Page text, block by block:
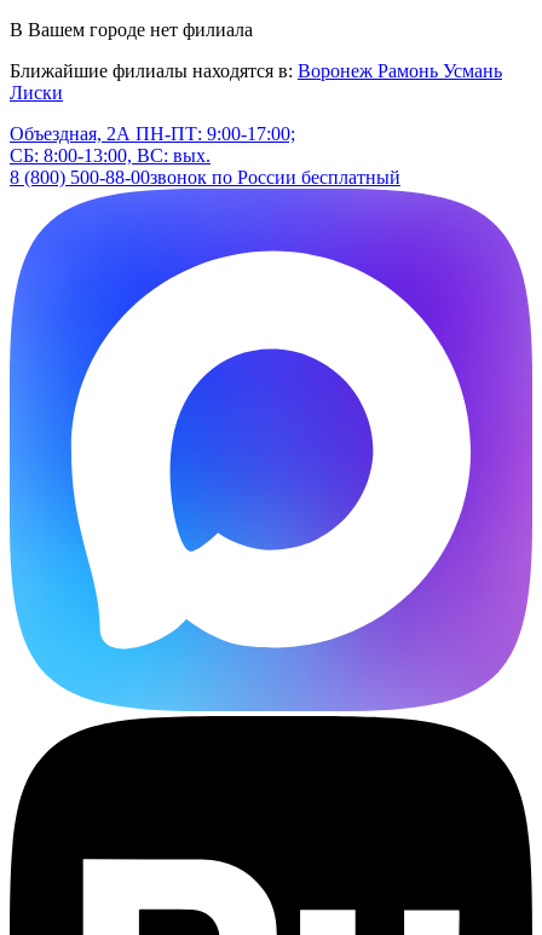
В Вашем городе нет филиала
Ближайшие филиалы находятся в: Воронеж Рамонь Усмань
Лиски
Объездная, 2А ПН-ПТ: 9:00-17:00;
СБ: 8:00-13:00, ВС: вых.
8 (800) 500-88-00звонок по России бесплатный